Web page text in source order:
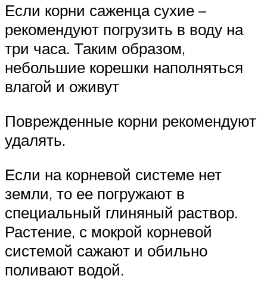
Если корни саженца сухие –
рекомендуют погрузить в воду на
три часа. Таким образом,
небольшие корешки наполняться
влагой и оживут
Поврежденные корни рекомендуют
удалять.
Если на корневой системе нет
земли, то ее погружают в
специальный глиняный раствор.
Растение, с мокрой корневой
системой сажают и обильно
поливают водой.